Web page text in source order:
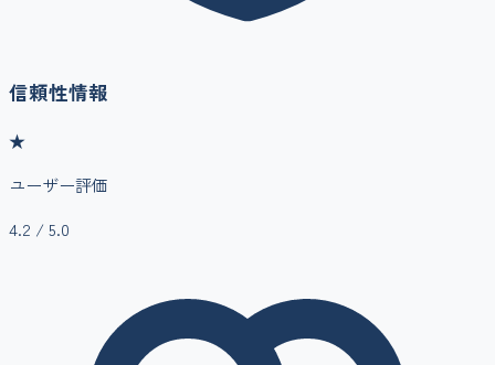
信頼性情報
★
ユーザー評価
4.2 / 5.0